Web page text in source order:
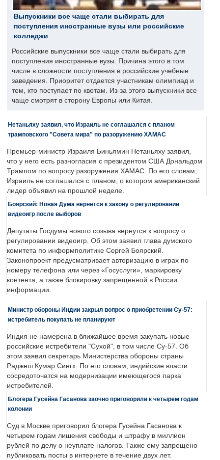
Выпускники все чаще стали выбирать для
поступления иностранные вузы или российские
колледжи
Российские выпускники все чаще стали выбирать для
поступления иностранные вузы. Причина этого в том
числе в сложности поступления в российские учебные
заведения. Приоритет отдается участникам олимпиад и
тем, кто поступает по квотам. Из-за этого выпускники все
чаще смотрят в сторону Европы или Китая.
Нетаньяху заявил, что Израиль не соглашался с планом
трамповского "Совета мира" по разоружению ХАМАС
Премьер-министр Израиля Биньямин Нетаньяху заявил,
что у него есть разногласия с президентом США Дональдом
Трампом по вопросу разоружения ХАМАС. По его словам,
Израиль не соглашался с планом, о котором американский
лидер объявил на прошлой неделе.
Боярский: Новая Дума вернется к закону о регулировании
видеоигр после выборов
Депутаты Госдумы нового созыва вернутся к вопросу о
регулировании видеоигр. Об этом заявил глава думского
комитета по информполитике Сергей Боярский.
Законопроект предусматривает авторизацию в играх по
номеру телефона или через «Госуслуги», маркировку
контента, а также блокировку запрещенной в России
информации.
Министр обороны Индии закрыл вопрос о приобретении Су-57:
истребитель покупать не планируют
Индия не намерена в ближайшее время закупать новые
российские истребители "Сухой", в том числе Су-57. Об
этом заявил секретарь Министерства обороны страны
Раджеш Кумар Сингх. По его словам, индийские власти
сосредоточатся на модернизации имеющегося парка
истребителей.
Блогера Гусейна Гасанова заочно приговорили к четырем годам
колонии
Суд в Москве приговорил блогера Гусейна Гасанова к
четырем годам лишения свободы и штрафу в миллион
рублей по делу о неуплате налогов. Также ему запрещено
публиковать посты в интернете в течение двух лет.